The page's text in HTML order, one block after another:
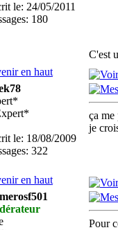
le: 24/05/2011
180
C'est
en haut
le: 18/08/2009
322
ça
je
en haut
Pour